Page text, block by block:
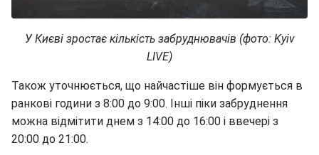
У Києві зростає кількість забруднювачів (фото: Kyiv
LIVE)
Також уточнюється, що найчастіше він формується в
ранкові години з 8:00 до 9:00. Інші піки забруднення
можна відмітити днем ​​з 14:00 до 16:00 і ввечері з
20:00 до 21:00.